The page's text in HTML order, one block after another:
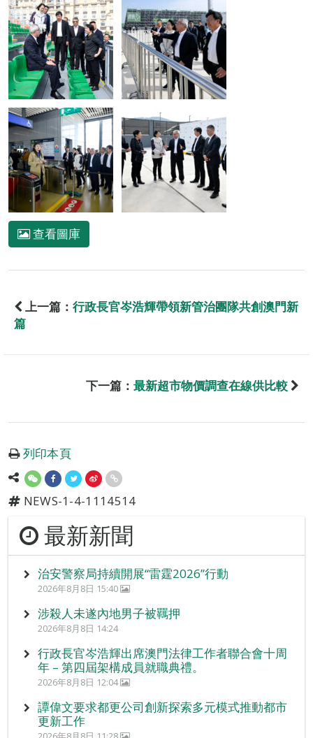
查看圖庫
上一篇： 行政長官岑浩輝帶領新管治團隊共創澳門新
篇
下一篇： 最新超市物價調查在線供比較
列印本頁
NEWS-1-4-1114514
最新新聞
治安警察局持續開展“雷霆2026”行動
2026年8月8日 15:40
涉殺人未遂內地男子被羈押
2026年8月8日 14:24
行政長官岑浩輝出席澳門法律工作者聯合會十周
年 – 第四屆架構成員就職典禮。
2026年8月8日 12:04
譚偉文要求都更公司創新探索多元模式推動都市
更新工作